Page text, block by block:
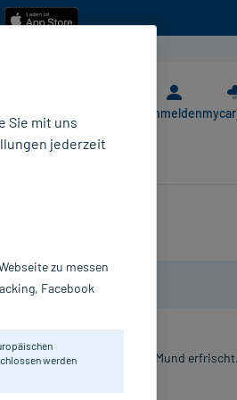
Anmelden
beseitigt und den Mund erfrischt.
Sie mit uns
jederzeit
zu messen
Facebook
werden